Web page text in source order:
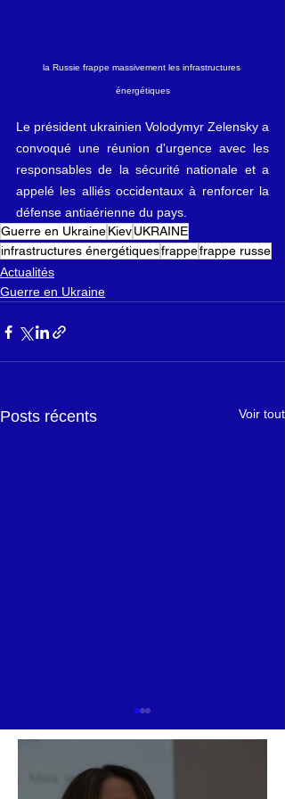
la Russie frappe massivement les infrastructures
énergétiques
Le président ukrainien Volodymyr Zelensky a
convoqué une réunion d'urgence avec les
responsables de la sécurité nationale et a
appelé les alliés occidentaux à renforcer la
défense antiaérienne du pays.
Guerre en UkraineKievUKRAINE
infrastructures énergétiquesfrappefrappe russe
Actualités
Guerre en Ukraine
Posts récents Voir tout